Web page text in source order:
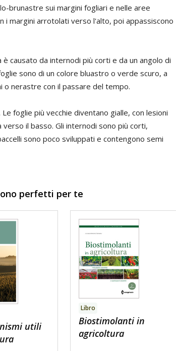
brunastre sui margini fogliari e nelle aree
i margini arrotolati verso l'alto, poi appassiscono
causato da internodi più corti e da un angolo di
sono di un colore bluastro o verde scuro, a
nerastre con il passare del tempo.
foglie più vecchie diventano gialle, con lesioni
verso il basso. Gli internodi sono più corti,
sono poco sviluppati e contengono semi
perfetti per te
utili
Libro
Biostimolanti in
agricoltura